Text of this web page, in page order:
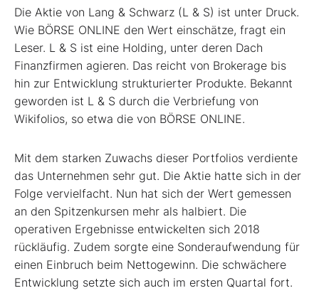
Kontakt
Die Aktie von Lang & Schwarz (L & S) ist unter Druck.
Wie BÖRSE ONLINE den Wert einschätze, fragt ein
Leser. L & S ist eine Holding, unter deren Dach
Finanz­firmen agieren. Das reicht von Brokerage bis
hin zur Entwicklung strukturierter Produkte. Bekannt
geworden ist L & S durch die Verbriefung von
Wikifolios, so etwa die von BÖRSE ONLINE.
Mit dem starken ­Zuwachs dieser Portfolios verdiente
das Unternehmen sehr gut. Die Aktie hatte sich in der
Folge vervielfacht. Nun hat sich der Wert gemessen
an den Spitzenkursen mehr als halbiert. Die
operativen Ergebnisse entwickelten sich 2018
rückläufig. Zudem sorgte eine Sonderaufwendung für
einen Einbruch beim Nettogewinn. Die schwächere
Entwicklung setzte sich auch im ersten Quartal fort.